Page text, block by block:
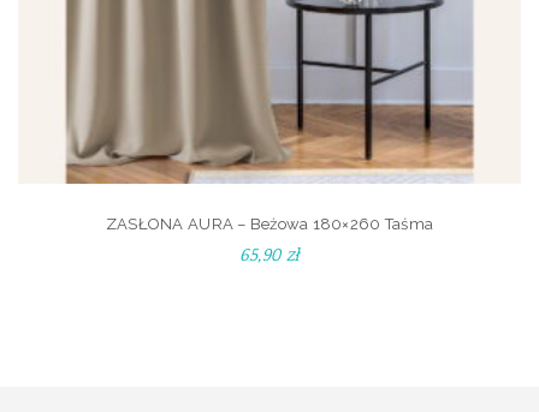
ZASŁONA AURA – Beżowa 180×260 Taśma
65,90zł